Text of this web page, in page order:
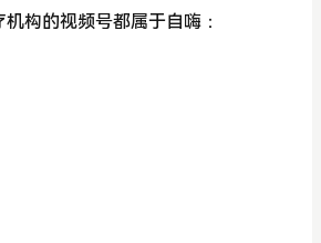
构的视频号都属于自嗨：